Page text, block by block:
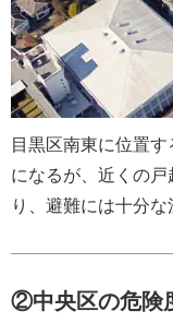
目黒区南東に位置
になるが、近くの
り、避難には十分な
②中央区の危険